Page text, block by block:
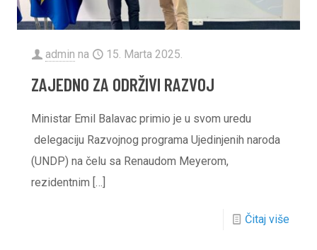
admin na 15. Marta 2025.
ZAJEDNO ZA ODRŽIVI RAZVOJ
Ministar Emil Balavac primio je u svom uredu
delegaciju Razvojnog programa Ujedinjenih naroda
(UNDP) na čelu sa Renaudom Meyerom,
rezidentnim […]
Čitaj više